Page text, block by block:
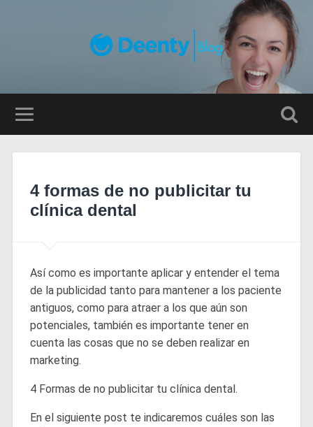
4 formas de no publicitar tu
clínica dental
Así como es importante aplicar y entender el tema
de la publicidad tanto para mantener a los paciente
antiguos, como para atraer a los que aún son
potenciales, también es importante tener en
cuenta las cosas que no se deben realizar en
marketing.
4 Formas de no publicitar tu clínica dental.
En el siguiente post te indicaremos cuáles son las